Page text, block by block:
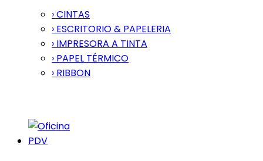
› CINTAS
› ESCRITORIO & PAPELERIA
› IMPRESORA A TINTA
› PAPEL TÉRMICO
› RIBBON
PDV